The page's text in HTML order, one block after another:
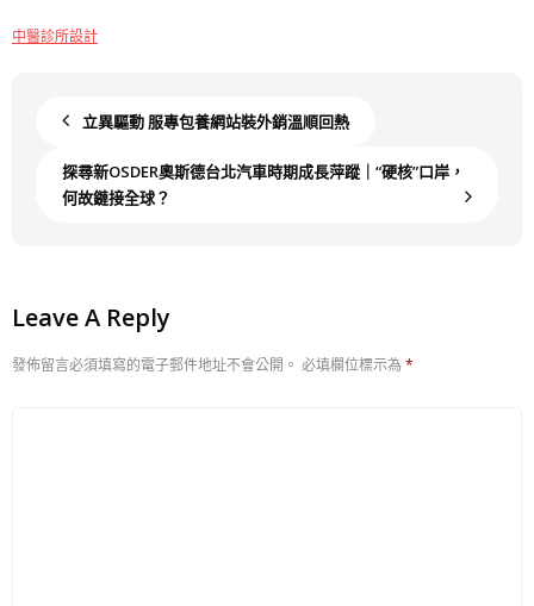
中醫診所設計
立異驅動 服專包養網站裝外銷溫順回熱
探尋新OSDER奧斯德台北汽車時期成長萍蹤｜“硬核”口岸，
何故鏈接全球？
Leave A Reply
發佈留言必須填寫的電子郵件地址不會公開。 必填欄位標示為 *